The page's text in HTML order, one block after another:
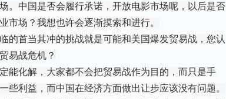
。中国是否会履行承诺，开放电影市场呢，以后是否
市场？我想也许会逐渐摸索和进行。
的首当其冲的挑战就是可能和美国爆发贸易战，您认
易战危机？
能化解，大家都不会把贸易战作为目的，而只是手
些利益，而中国在经济方面做出让步应该没有问题。